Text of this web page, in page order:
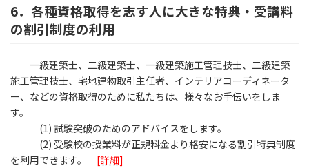
6．各種資格取得を志す人に大きな特典・受講料
の割引制度の利用
一級建築士、二級建築士、一級建築施工管理技士、二級建築
施工管理技士、宅地建物取引主任者、インテリアコーディネータ
ー、などの資格取得のために私たちは、様々なお手伝いをしま
す。
(1) 試験突破のためのアドバイスをします。
(2) 受験校の授業料が正規料金より格安になる割引特典制度
を利用できます。 [詳細]